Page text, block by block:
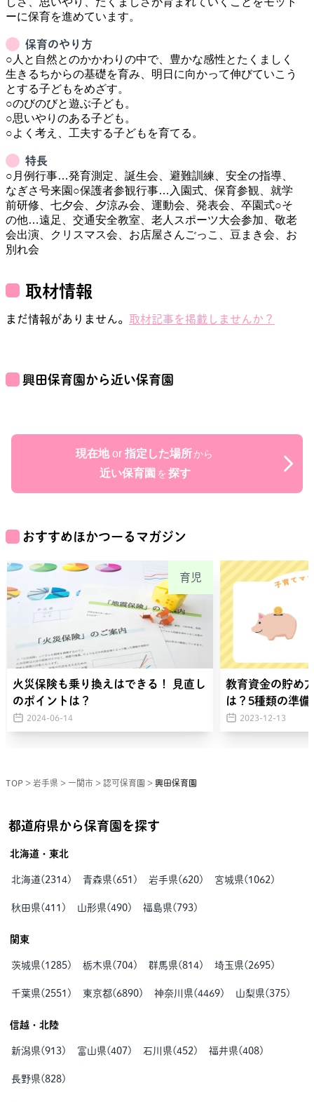
保育のやり方
○人と自然とのかかわりの中で、豊かな感性とたくましく
生きるちからの基礎を育み、明日に向かって伸びていこう
とする子どもをめざす。
○のびのびと遊ぶ子ども。
○思いやりのある子ども。
特長
○月例行事…発育測定、誕生会、避難訓練、安全の指導、
なぎさ号来園○保護者参観行事…入園式、保育参観、就学
前研修、七夕会、夕涼み会、運動会、発表会、卒園式○そ
の他…遠足、交通安全教室、老人スポーツ大会参加、敬老
会出演、クリスマス会、お店屋さんごっこ、豆まき会、お
別れ会
取材情報
まだ情報がありません。 取材記事を掲載しませんか？
興田保育園から近い保育園
現在地 or 指定した場所から
近い保育園 を探す
おすすめほかつーるマガジン
育児
火災保険も乗り換えはできる！ 見直し
のポイントは？
2024-06-14
教育資金の貯め
は？5種類の準
2023-12-13
TOP > 岩手県 > 一関市 > 認可保育園 > 興田保育園
都道府県から保育園を探す
北海道・東北
北海道( 2314) 青森県( 651 ) 岩手県( 620) 宮城県( 1062 )
秋田県(411 ) 山形県(490) 福島県( 793)
関東
茨城県( 1285) 栃木県( 704) 群馬県(814) 埼玉県( 2695)
千葉県( 2551 ) 東京都( 6890) 神奈川県(4469) 山梨県(375)
信越・北陸
新潟県(913) 富山県(407 ) 石川県(452 ) 福井県(408)
長野県(828)